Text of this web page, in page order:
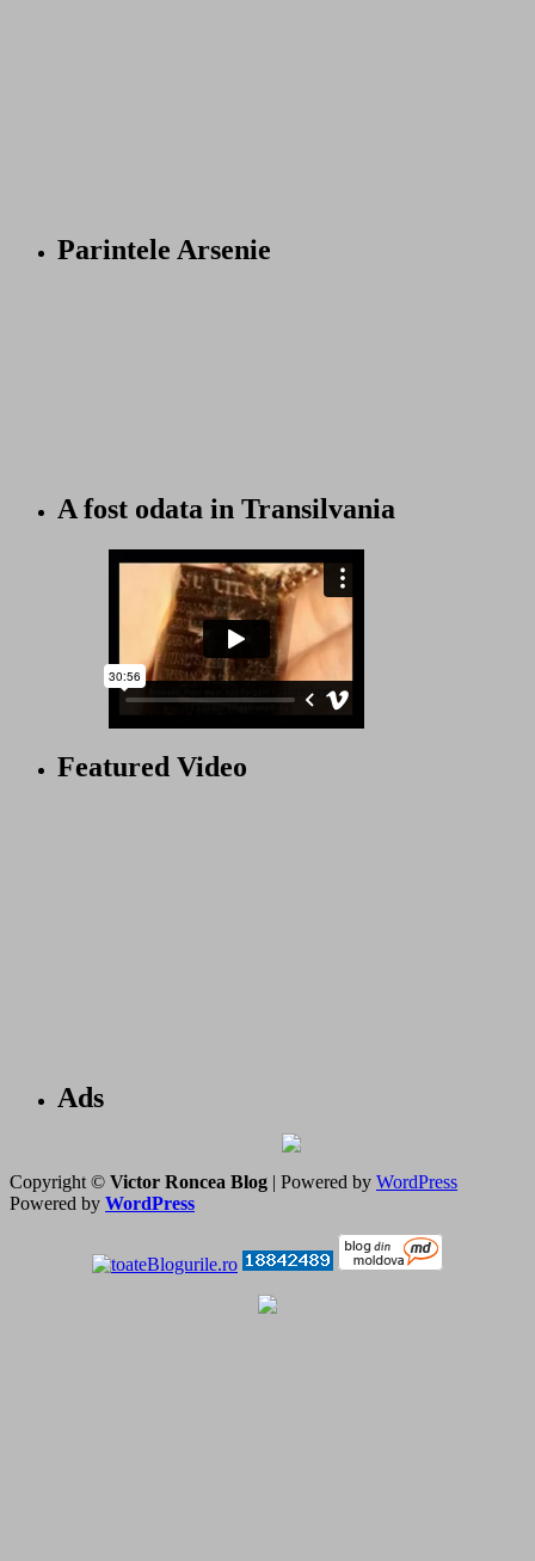
Parintele Arsenie
A fost odata in Transilvania
Featured Video
Ads
Copyright © Victor Roncea Blog | Powered by WordPress
Powered by WordPress